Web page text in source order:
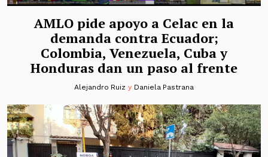
AMLO pide apoyo a Celac en la
demanda contra Ecuador;
Colombia, Venezuela, Cuba y
Honduras dan un paso al frente
Alejandro Ruiz y Daniela Pastrana